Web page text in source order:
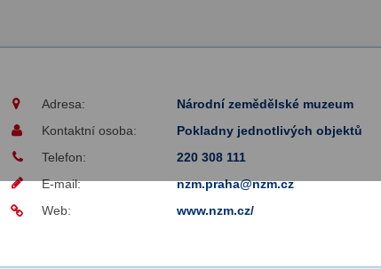
Adresa:
Národní zemědělské muzeum
Kontaktní osoba:
Pokladny jednotlivých objektů
Telefon:
220 308 111
E-mail:
nzm.praha@nzm.cz
Web:
www.nzm.cz/